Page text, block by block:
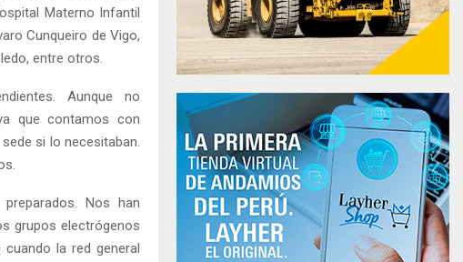
Materno Infantil
Cunqueiro de Vigo,
entre otros.
Aunque no
que contamos con
si lo necesitaban.
Nos han
grupos electrógenos
la red general